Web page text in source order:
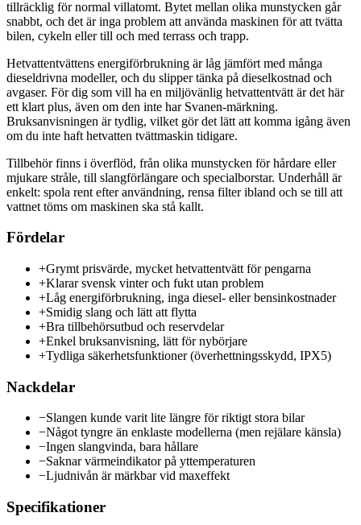
tillräcklig för normal villatomt. Bytet mellan olika munstycken går
snabbt, och det är inga problem att använda maskinen för att tvätta
bilen, cykeln eller till och med terrass och trapp.
Hetvattentvättens energiförbrukning är låg jämfört med många
dieseldrivna modeller, och du slipper tänka på dieselkostnad och
avgaser. För dig som vill ha en miljövänlig hetvattentvätt är det här
ett klart plus, även om den inte har Svanen-märkning.
Bruksanvisningen är tydlig, vilket gör det lätt att komma igång även
om du inte haft hetvatten tvättmaskin tidigare.
Tillbehör finns i överflöd, från olika munstycken för hårdare eller
mjukare stråle, till slangförlängare och specialborstar. Underhåll är
enkelt: spola rent efter användning, rensa filter ibland och se till att
vattnet töms om maskinen ska stå kallt.
Fördelar
+Grymt prisvärde, mycket hetvattentvätt för pengarna
+Klarar svensk vinter och fukt utan problem
+Låg energiförbrukning, inga diesel- eller bensinkostnader
+Smidig slang och lätt att flytta
+Bra tillbehörsutbud och reservdelar
+Enkel bruksanvisning, lätt för nybörjare
+Tydliga säkerhetsfunktioner (överhettningsskydd, IPX5)
Nackdelar
−Slangen kunde varit lite längre för riktigt stora bilar
−Något tyngre än enklaste modellerna (men rejälare känsla)
−Ingen slangvinda, bara hållare
−Saknar värmeindikator på yttemperaturen
−Ljudnivån är märkbar vid maxeffekt
Specifikationer